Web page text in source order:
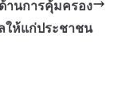
านการคุ้มครอง
ห้แก่ประชาชน